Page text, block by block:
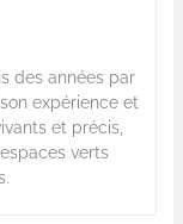
des années par
expérience et
et précis,
verts